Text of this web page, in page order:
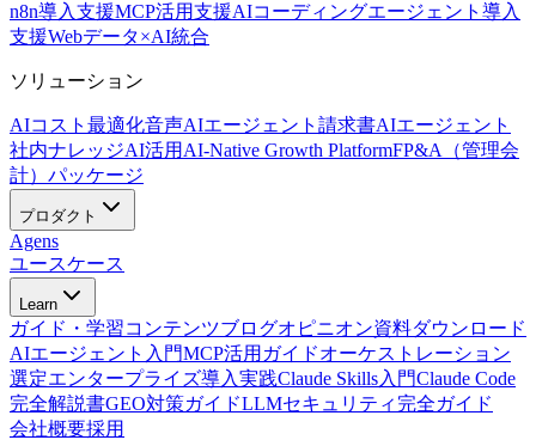
n8n導入支援MCP活用支援AIコーディングエージェント導入
支援Webデータ×AI統合
ソリューション
AIコスト最適化音声AIエージェント 請求書AIエージェント
社内ナレッジAI活用 AI-Native Growth PlatformFP&A（管理会
計）パッケージ
プロダクト
Agens
ユースケース
Learn
ガイド・学習コンテンツブログオピニオン資料ダウンロード
AIエージェント入門MCP活用ガイドオーケストレーション
選定エンタープライズ導入実践Claude Skills入門Claude Code
完全解説書GEO対策ガイドLLMセキュリティ完全ガイド
会社概要採用